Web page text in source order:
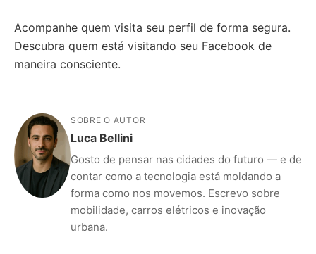
Acompanhe quem visita seu perfil de forma segura.
Descubra quem está visitando seu Facebook de
maneira consciente.
SOBRE O AUTOR
Luca Bellini
Gosto de pensar nas cidades do futuro — e de
contar como a tecnologia está moldando a
forma como nos movemos. Escrevo sobre
mobilidade, carros elétricos e inovação
urbana.